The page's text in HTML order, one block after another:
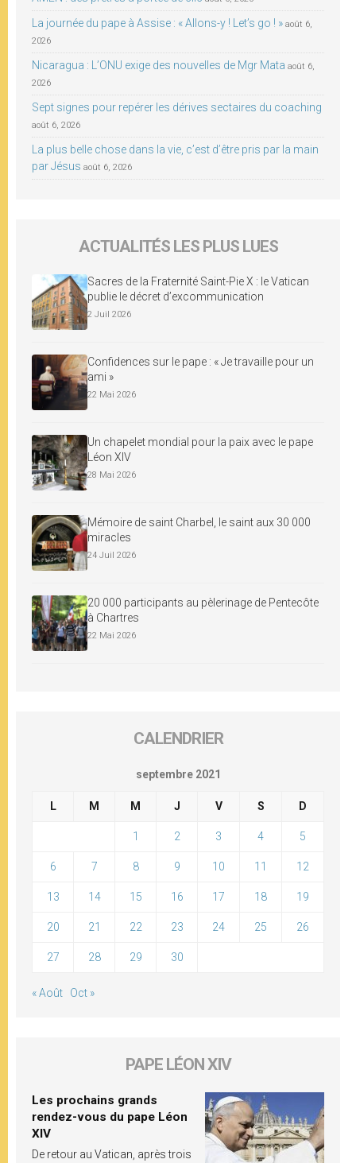
La journée du pape à Assise : « Allons-y ! Let’s go ! » août 6,
2026
Nicaragua : L’ONU exige des nouvelles de Mgr Mata août 6,
2026
Sept signes pour repérer les dérives sectaires du coaching
août 6, 2026
La plus belle chose dans la vie, c’est d’être pris par la main
par Jésus août 6, 2026
ACTUALITÉS LES PLUS LUES
Sacres de la Fraternité Saint-Pie X : le Vatican
publie le décret d’excommunication
2 Juil 2026
Confidences sur le pape : « Je travaille pour un
ami »
22 Mai 2026
Un chapelet mondial pour la paix avec le pape
Léon XIV
28 Mai 2026
Mémoire de saint Charbel, le saint aux 30 000
miracles
24 Juil 2026
20 000 participants au pèlerinage de Pentecôte
à Chartres
22 Mai 2026
CALENDRIER
septembre 2021
L M M J V S D
1 2 3 4 5
6 7 8 9 10 11 12
13 14 15 16 17 18 19
20 21 22 23 24 25 26
27 28 29 30
« Août Oct »
PAPE LÉON XIV
Les prochains grands
rendez-vous du pape Léon
XIV
De retour au Vatican, après trois